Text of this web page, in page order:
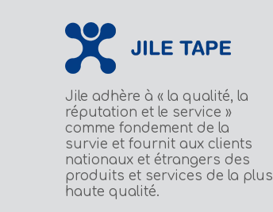
Jile adhère à « la qualité, la
réputation et le service »
comme fondement de la
survie et fournit aux clients
nationaux et étrangers des
produits et services de la plus
haute qualité.